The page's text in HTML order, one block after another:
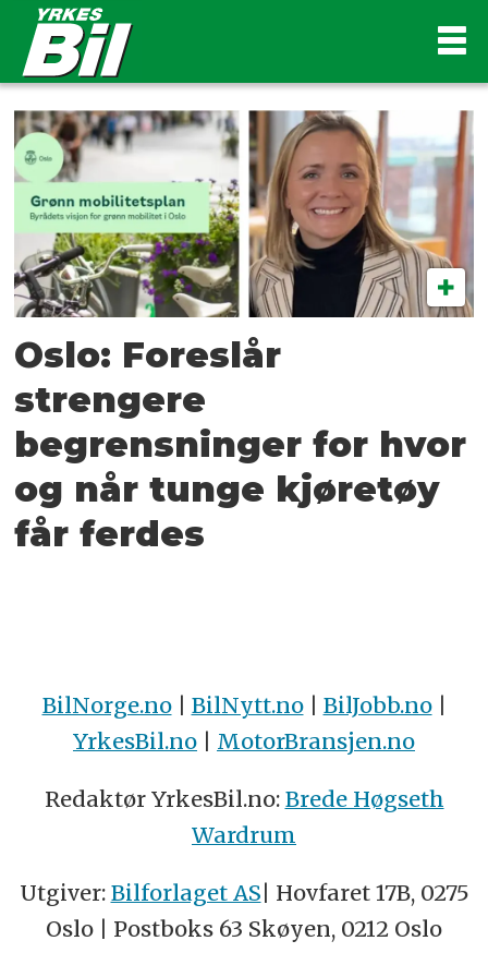
Tag:
varelevering
Oslo: Foreslår
strengere
begrensninger for hvor
og når tunge kjøretøy
får ferdes
BilNorge.no| BilNytt.no| BilJobb.no|
YrkesBil.no
MotorBransjen.no
Redaktør YrkesBil.no: Brede Høgseth
Wardrum
Utgiver: Bilforlaget AS| Hovfaret 17B, 0275
Oslo | Postboks 63 Skøyen, 0212 Oslo